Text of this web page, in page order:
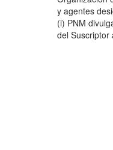
y agentes
(i) PNM
del Suscriptor